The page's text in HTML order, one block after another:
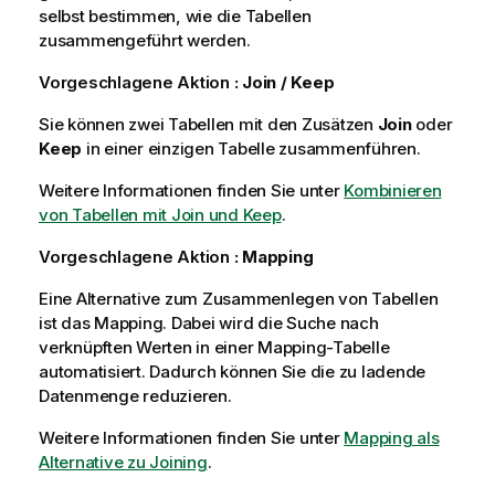
selbst bestimmen, wie die Tabellen
zusammengeführt werden.
Vorgeschlagene Aktion : Join / Keep
Sie können zwei Tabellen mit den Zusätzen Joinoder
Keep in einer einzigen Tabelle zusammenführen.
Weitere Informationen finden Sie unter Kombinieren
von Tabellen mit Join und Keep.
Vorgeschlagene Aktion : Mapping
Eine Alternative zum Zusammenlegen von Tabellen
ist das Mapping. Dabei wird die Suche nach
verknüpften Werten in einer Mapping-Tabelle
automatisiert. Dadurch können Sie die zu ladende
Datenmenge reduzieren.
Weitere Informationen finden Sie unter Mapping als
Alternative zu Joining.